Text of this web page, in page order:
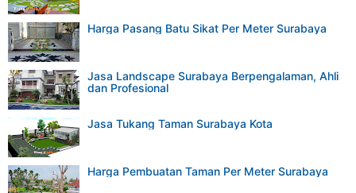
Harga Pasang Batu Sikat Per Meter Surabaya
Jasa Landscape Surabaya Berpengalaman, Ahli
dan Profesional
Jasa Tukang Taman Surabaya Kota
Harga Pembuatan Taman Per Meter Surabaya